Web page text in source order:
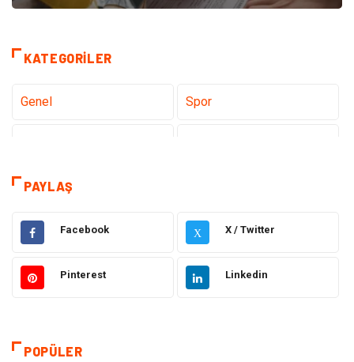
KATEGORILER
Genel Spor
Dünya'dan Haberler
Müzik İnternet
Ülkemizden Haberler Politika & Siyaset
Akıllı Telefon
PAYLAŞ
Facebook X X / Twitter
Pinterest Linkedin
POPÜLER